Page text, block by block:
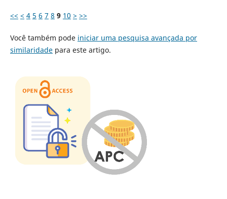
<< < 4 5 6 7 8 9 10 > >>
Você também pode iniciar uma pesquisa avançada por
similaridadepara este artigo.